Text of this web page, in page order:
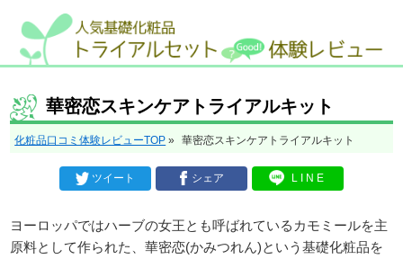
華密恋スキンケアトライアルキット
化粧品口コミ体験レビューTOP » 華密恋スキンケアトライアルキット
ツイート シェア LINE
ヨーロッパではハーブの女王とも呼ばれているカモミールを主
原料として作られた、華密恋(かみつれん)という基礎化粧品を